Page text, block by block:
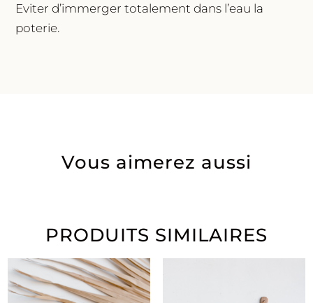
Eviter d’immerger totalement dans l’eau la
poterie.
Vous aimerez aussi
PRODUITS SIMILAIRES